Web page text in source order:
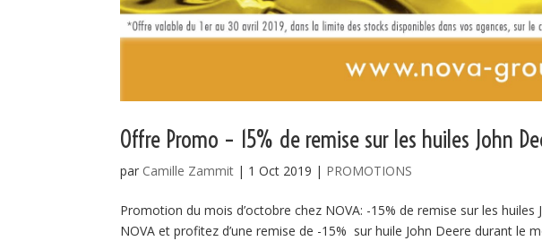
Offre Promo – 15% de remise sur les huiles John
par Camille Zammit | 1 Oct 2019 | PROMOTIONS
Promotion du mois d’octobre chez NOVA: -15% de remise sur les
NOVA et profitez d’une remise de -15% sur huile John Deere durant le